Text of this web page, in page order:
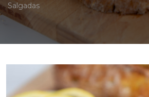
Salgadas